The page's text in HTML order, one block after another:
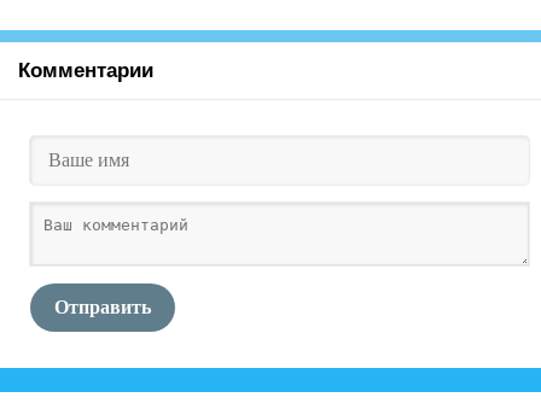
Комментарии
Отправить